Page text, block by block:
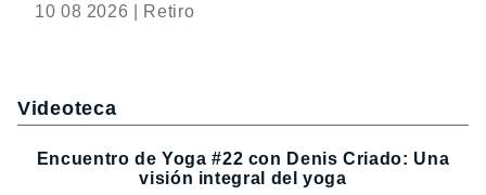
10 08 2026 | Retiro
Videoteca
Encuentro de Yoga #22 con Denis Criado: Una
visión integral del yoga